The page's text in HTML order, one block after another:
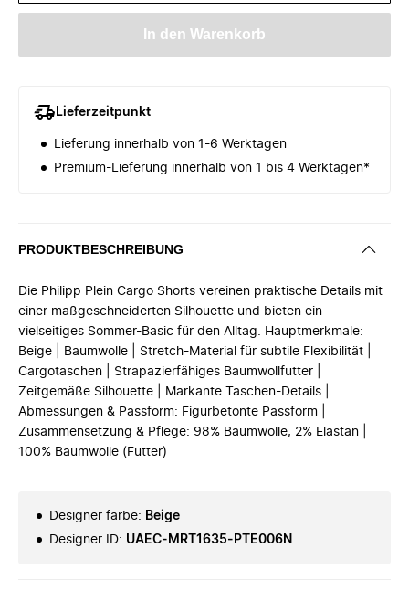
In den Warenkorb
Lieferzeitpunkt
Lieferung innerhalb von 1-6 Werktagen
Premium-Lieferung innerhalb von 1 bis 4 Werktagen*
PRODUKTBESCHREIBUNG
Die Philipp Plein Cargo Shorts vereinen praktische Details mit
einer maßgeschneiderten Silhouette und bieten ein
vielseitiges Sommer-Basic für den Alltag. Hauptmerkmale:
Beige | Baumwolle | Stretch-Material für subtile Flexibilität |
Cargotaschen | Strapazierfähiges Baumwollfutter |
Zeitgemäße Silhouette | Markante Taschen-Details |
Abmessungen & Passform: Figurbetonte Passform |
Zusammensetzung & Pflege: 98% Baumwolle, 2% Elastan |
100% Baumwolle (Futter)
Designer farbe: Beige
Designer ID: UAEC-MRT1635-PTE006N